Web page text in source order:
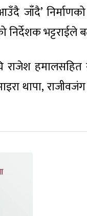
जाँदै’
भट्टराईले
हमालसहित
थापा,